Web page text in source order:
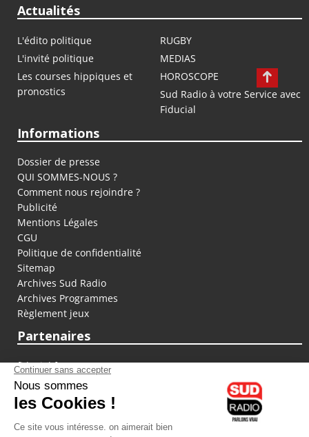
Actualités
L'édito politique
RUGBY
L'invité politique
MEDIAS
Les courses hippiques et
pronostics
HOROSCOPE
Sud Radio à votre Service avec
Fiducial
Informations
Dossier de presse
QUI SOMMES-NOUS ?
Comment nous rejoindre ?
Publicité
Mentions Légales
CGU
Politique de confidentialité
Sitemap
Archives Sud Radio
Archives Programmes
Règlement jeux
Partenaires
fiducial.fr
lyoncapitale.fr
olympique-et-lyonnais.com
L'application Iphone / Android